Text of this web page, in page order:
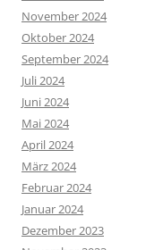
November 2024
Oktober 2024
September 2024
Juli 2024
Juni 2024
Mai 2024
April 2024
März 2024
Februar 2024
Januar 2024
Dezember 2023